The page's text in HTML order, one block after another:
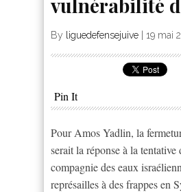
vulnérabilité
By liguedefensejuive 19 mai
Pin It
Pour Amos Yadlin, la
serait la réponse à la tentative
compagnie des eaux
représailles à des frappes en